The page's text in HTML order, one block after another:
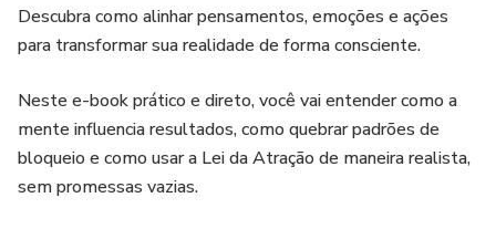
Descubra como alinhar pensamentos, emoções e ações
para transformar sua realidade de forma consciente.
Neste e-book prático e direto, você vai entender como a
mente influencia resultados, como quebrar padrões de
bloqueio e como usar a Lei da Atração de maneira realista,
sem promessas vazias.